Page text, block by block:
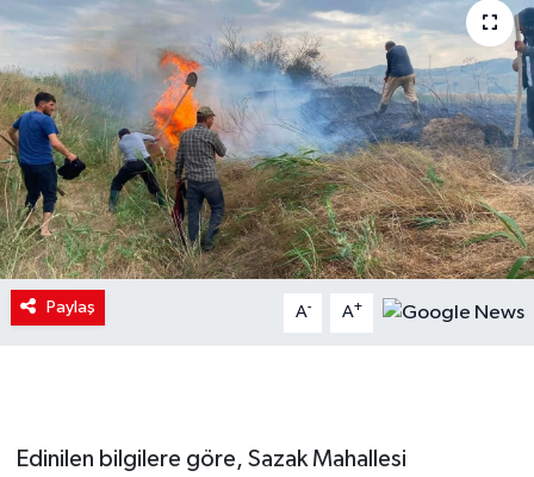
Paylaş A- A+
Edinilen bilgilere göre, Sazak Mahallesi